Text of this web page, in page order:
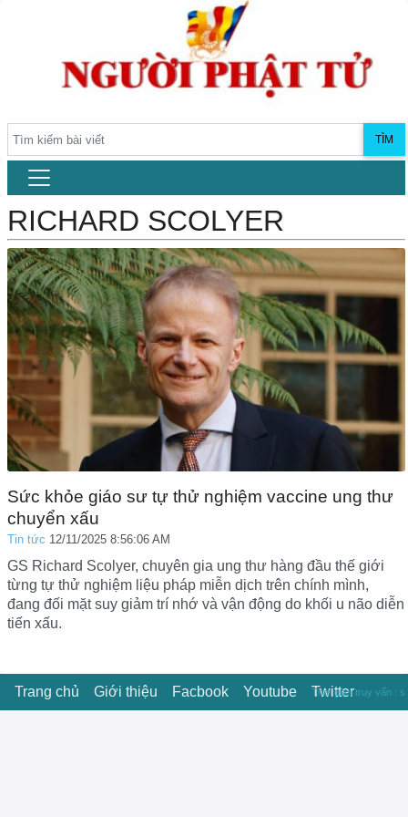
TÌM
RICHARD SCOLYER
Sức khỏe giáo sư tự thử nghiệm vaccine ung thư
chuyển xấu
Tin tức 12/11/2025 8:56:06 AM
GS Richard Scolyer, chuyên gia ung thư hàng đầu thế giới
từng tự thử nghiệm liệu pháp miễn dịch trên chính mình,
đang đối mặt suy giảm trí nhớ và vận động do khối u não diễn
tiến xấu.
Trang chủ Giới thiệu Facbook Youtube Twitter
Thời gian truy vấn : s